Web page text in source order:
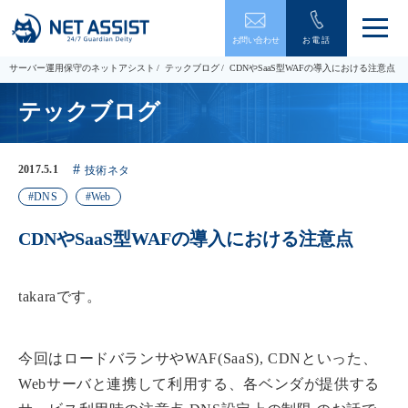
お問い合わせ お電話
メ
ュ
ー
サーバー運用保守のネットアシスト テックブログ CDNやSaaS型WAFの導入における注意点
テックブログ
2017.5.1 技術ネタ
DNS Web
CDNやSaaS型WAFの導入における注意点
takaraです。
今回はロードバランサやWAF(SaaS), CDNといった、
Webサーバと連携して利用する、各ベンダが提供する